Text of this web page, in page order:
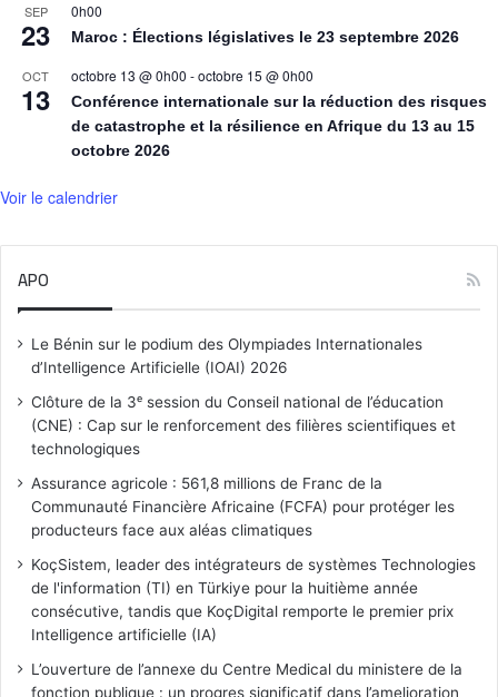
SEP
23
0h00
Maroc : Élections législatives le 23 septembre 2026
OCT
13
octobre 13 @ 0h00 -octobre 15 @ 0h00
Conférence internationale sur la réduction des risques
de catastrophe et la résilience en Afrique du 13 au 15
octobre 2026
Voir le calendrier
APO
Le Bénin sur le podium des Olympiades Internationales
d’Intelligence Artificielle (IOAI) 2026
Clôture de la 3ᵉ session du Conseil national de l’éducation
(CNE) : Cap sur le renforcement des filières scientifiques et
technologiques
Assurance agricole : 561,8 millions de Franc de la
Communauté Financière Africaine (FCFA) pour protéger les
producteurs face aux aléas climatiques
KoçSistem, leader des intégrateurs de systèmes Technologies
de l'information (TI) en Türkiye pour la huitième année
consécutive, tandis que KoçDigital remporte le premier prix
Intelligence artificielle (IA)
L’ouverture de l’annexe du Centre Medical du ministere de la
fonction publique : un progres significatif dans l’amelioration